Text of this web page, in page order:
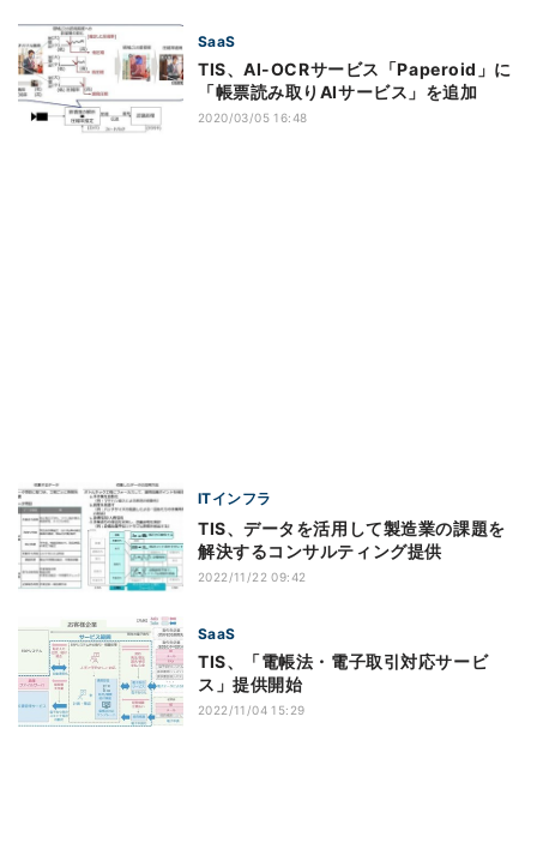
SaaS
TIS、AI-OCRサービス「Paperoid」に
「帳票読み取りAIサービス」を追加
2020/03/05 16:48
ITインフラ
TIS、データを活用して製造業の課題を
解決するコンサルティング提供
2022/11/22 09:42
SaaS
TIS、「電帳法・電子取引対応サービ
ス」提供開始
2022/11/04 15:29